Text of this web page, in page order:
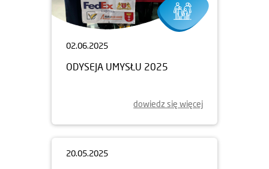
02.06.2025
ODYSEJA UMYSŁU 2025
dowiedz się więcej